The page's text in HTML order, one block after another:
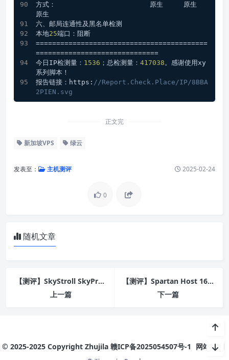
方式：                       原生     原生
原生
六、邮局连通性及黑名单检测
本地25端口：阻断
==========================================
==============================
今日IP检测量： 1536 ；总检测量： 417038。感谢使用xy
系列脚本！
报告链接：https: //Report.Check.Place/IP/8BBA
2PIEN.svg
正文完
新加坡VPS 绿云
发表至： 主机测评 2025-02-24
0
随机文章
【测评】SkyStroll SkyPro HK SP1
上一篇
【测评】Spartan Host 16384MB DALKVM 9950X
下一篇
© 2025-2025 Copyright Zhujila 赣ICP备2025054507号-1 网站地图